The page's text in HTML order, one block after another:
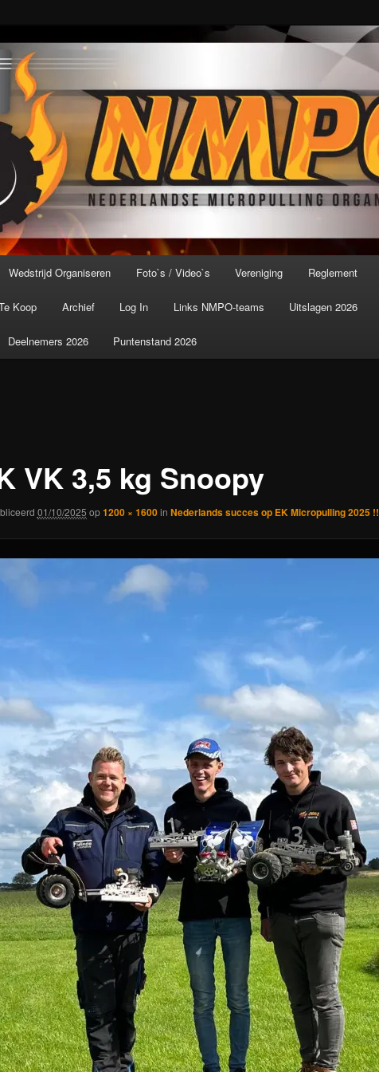
MicroPulling Organisatie
ter wereld!
Wedstrijd Organiseren Foto`s / Video`s Vereniging Reglement
Koop Archief Log In Links NMPO-teams Uitslagen 2026
Deelnemers 2026 Puntenstand 2026
VK 3,5 kg Snoopy
01/10/2025 op1200 × 1600in Nederlands succes op EK Micropulling 2025 !!